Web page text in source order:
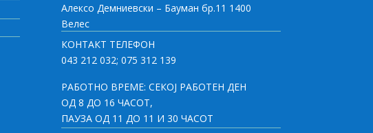
Алексо Демниевски – Бауман бр.11 1400
Велес
КОНТАКТ ТЕЛЕФОН
043 212 032; 075 312 139
РАБОТНО ВРЕМЕ: СЕКОЈ РАБОТЕН ДЕН
ОД 8 ДО 16 ЧАСОТ,
ПАУЗА ОД 11 ДО 11 И 30 ЧАСОТ